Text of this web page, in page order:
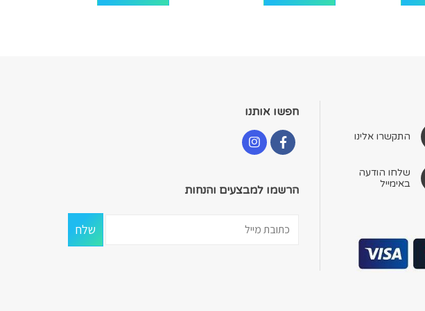
התקשרו אלינו
שלחו הודעה
באימייל
חפשו אותנו
הרשמו למבצעים והנחות